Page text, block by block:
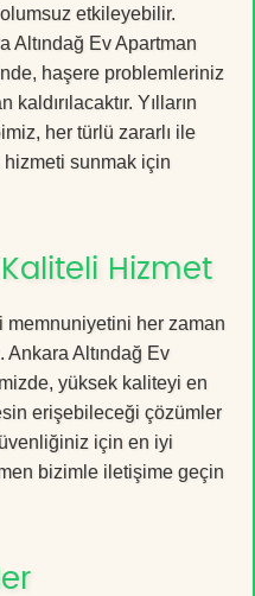
etkileyebilir.
Altındağ Ev Apartman
haşere problemleriniz
Yılların
her türlü zararlı ile
hizmeti sunmak için
Hizmet
memnuniyetini her zaman
Altındağ Ev
yüksek kaliteyi en
erişebileceği çözümler
için en iyi
bizimle iletişime geçin